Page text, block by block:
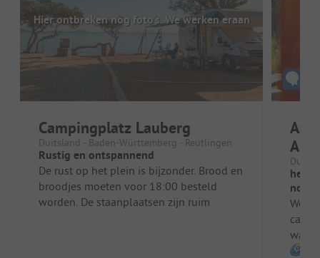
Hier ontbreken nog foto's. We werken eraan
Campingplatz Lauberg
Duitsland - Baden-Württemberg - Reutlingen
Rustig en ontspannend
De rust op het plein is bijzonder. Brood en
broodjes moeten voor 18:00 besteld
worden. De staanplaatsen zijn ruim
Alb
nog
We
water